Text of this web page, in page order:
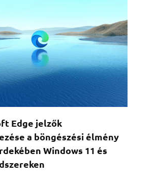
Edge jelzők
a böngészési élmény
Windows 11 és